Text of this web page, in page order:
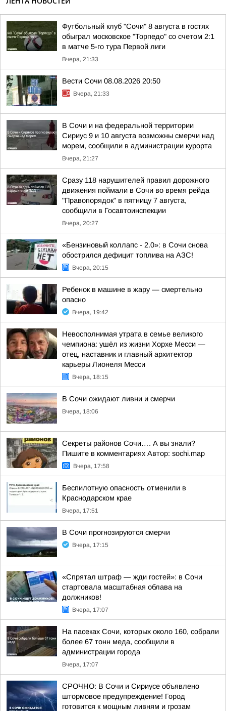
Футбольный клуб "Сочи" 8 августа в гостях
обыграл московское "Торпедо" со счетом 2:1
в матче 5-го тура Первой лиги
Вчера, 21:33
Вести Сочи 08.08.2026 20:50
Вчера, 21:33
В Сочи и на федеральной территории
Сириус 9 и 10 августа возможны смерчи над
морем, сообщили в администрации курорта
Вчера, 21:27
Сразу 118 нарушителей правил дорожного
движения поймали в Сочи во время рейда
"Правопорядок" в пятницу 7 августа,
сообщили в Госавтоинспекции
Вчера, 20:27
«Бензиновый коллапс - 2.0»: в Сочи снова
обострился дефицит топлива на АЗС!
Вчера, 20:15
Ребенок в машине в жару — смертельно
опасно
Вчера, 19:42
Невосполнимая утрата в семье великого
чемпиона: ушёл из жизни Хорхе Месси —
отец, наставник и главный архитектор
карьеры Лионеля Месси
Вчера, 18:15
В Сочи ожидают ливни и смерчи
Вчера, 18:06
Секреты районов Сочи…. А вы знали?
Пишите в комментариях Автор: sochi.map
Вчера, 17:58
Беспилотную опасность отменили в
Краснодарском крае
Вчера, 17:51
В Сочи прогнозируются смерчи
Вчера, 17:15
«Спрятал штраф — жди гостей»: в Сочи
стартовала масштабная облава на
должников!
Вчера, 17:07
На пасеках Сочи, которых около 160, собрали
более 67 тонн меда, сообщили в
администрации города
Вчера, 17:07
СРОЧНО: В Сочи и Сириусе объявлено
штормовое предупреждение! Город
готовится к мощным ливням и грозам